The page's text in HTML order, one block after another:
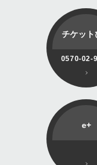
チケット
0570-02-
e+